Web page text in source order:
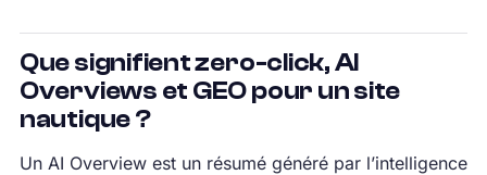
Que signifient zero-click, AI
Overviews et GEO pour un site
nautique ?
Un AI Overview est un résumé généré par l’intelligence